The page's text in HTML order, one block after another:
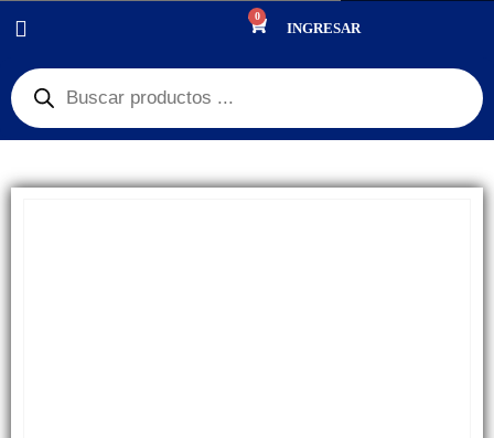
0
INGRESAR
JUGUETES SEXUALES